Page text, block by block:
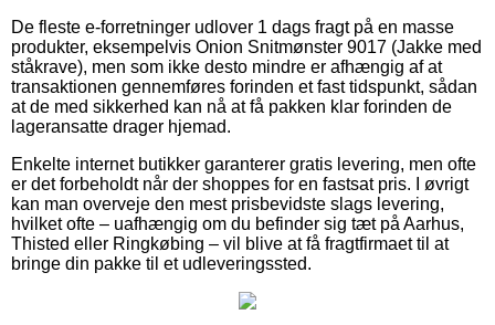
De fleste e-forretninger udlover 1 dags fragt på en masse
produkter, eksempelvis Onion Snitmønster 9017 (Jakke med
ståkrave), men som ikke desto mindre er afhængig af at
transaktionen gennemføres forinden et fast tidspunkt, sådan
at de med sikkerhed kan nå at få pakken klar forinden de
lageransatte drager hjemad.
Enkelte internet butikker garanterer gratis levering, men ofte
er det forbeholdt når der shoppes for en fastsat pris. I øvrigt
kan man overveje den mest prisbevidste slags levering,
hvilket ofte – uafhængig om du befinder sig tæt på Aarhus,
Thisted eller Ringkøbing – vil blive at få fragtfirmaet til at
bringe din pakke til et udleveringssted.